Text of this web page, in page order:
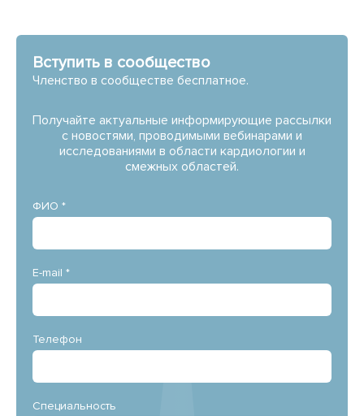
Вступить в сообщество
Членство в сообществе бесплатное.
Получайте актуальные информирующие рассылки
с новостями, проводимыми вебинарами и
исследованиями в области кардиологии и
смежных областей.
ФИО *
E-mail *
Телефон
Специальность